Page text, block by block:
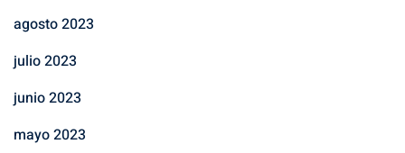
agosto 2023
julio 2023
junio 2023
mayo 2023